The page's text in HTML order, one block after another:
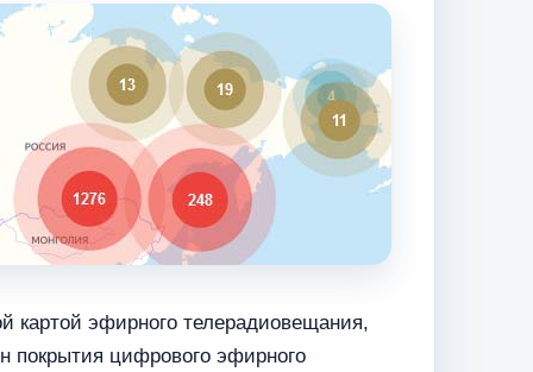
картой эфирного телерадиовещания,
покрытия цифрового эфирного